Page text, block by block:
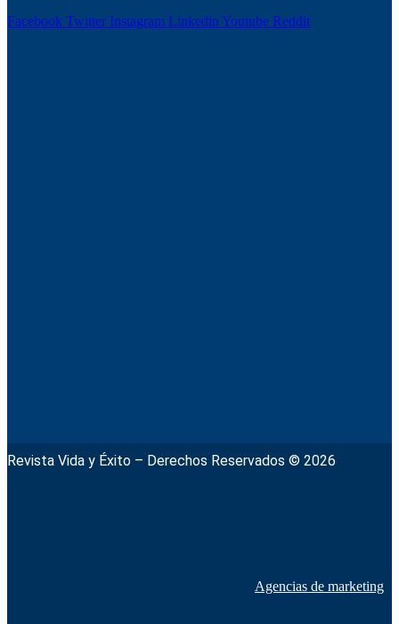
Facebook Twitter Instagram Linkedin Youtube Reddit
Revista Vida y Éxito – Derechos Reservados © 2026
Agencias de marketing